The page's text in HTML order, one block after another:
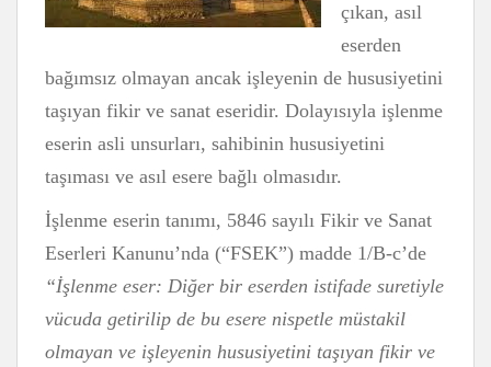
çıkan, asıl
eserden
bağımsız olmayan ancak işleyenin de hususiyetini
taşıyan fikir ve sanat eseridir. Dolayısıyla işlenme
eserin asli unsurları, sahibinin hususiyetini
taşıması ve asıl esere bağlı olmasıdır.
İşlenme eserin tanımı, 5846 sayılı Fikir ve Sanat
Eserleri Kanunu’nda (“FSEK”) madde 1/B-c’de
“İşlenme eser: Diğer bir eserden istifade suretiyle
vücuda getirilip de bu esere nispetle müstakil
olmayan ve işleyenin hususiyetini taşıyan fikir ve